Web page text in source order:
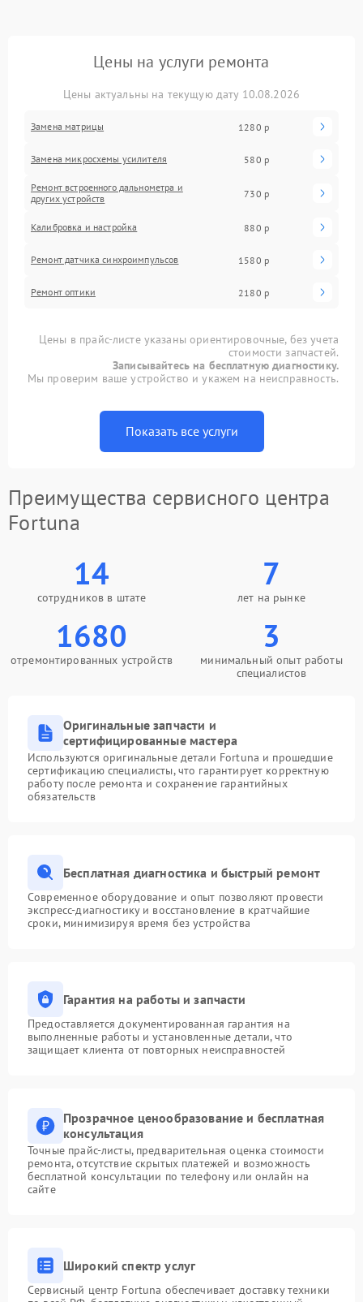
Цены на услуги ремонта
Цены актуальны на текущую дату 10.08.2026
Замена матрицы 1280 р
Замена микросхемы усилителя 580 р
Ремонт встроенного дальнометра и
других устройств
730 р
Калибровка и настройка 880 р
Ремонт датчика синхроимпульсов 1580 р
Ремонт оптики 2180 р
Цены в прайс-листе указаны ориентировочные, без учета
стоимости запчастей.
Записывайтесь на бесплатную диагностику.
Мы проверим ваше устройство и укажем на неисправность.
Показать все услуги
Преимущества сервисного центра
Fortuna
14
сотрудников в штате
7
лет на рынке
1680
отремонтированных устройств
3
минимальный опыт работы
специалистов
Оригинальные запчасти и
сертифицированные мастера
Используются оригинальные детали Fortuna и прошедшие
сертификацию специалисты, что гарантирует корректную
работу после ремонта и сохранение гарантийных
обязательств
Бесплатная диагностика и быстрый ремонт
Современное оборудование и опыт позволяют провести
экспресс-диагностику и восстановление в кратчайшие
сроки, минимизируя время без устройства
Гарантия на работы и запчасти
Предоставляется документированная гарантия на
выполненные работы и установленные детали, что
защищает клиента от повторных неисправностей
Прозрачное ценообразование и бесплатная
консультация
Точные прайс-листы, предварительная оценка стоимости
ремонта, отсутствие скрытых платежей и возможность
бесплатной консультации по телефону или онлайн на
сайте
Широкий спектр услуг
Сервисный центр Fortuna обеспечивает доставку техники